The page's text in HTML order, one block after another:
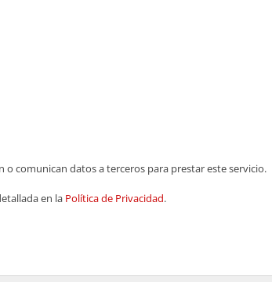
o comunican datos a terceros para prestar este servicio.
en la Política de Privacidad.